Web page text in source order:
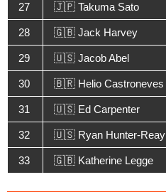
27 🇯🇵 Takuma Sato
28 🇬🇧 Jack Harvey
29 🇺🇸 Jacob Abel
30 🇧🇷 Helio Castroneves
31 🇺🇸 Ed Carpenter
32 🇺🇸 Ryan Hunter-Reay
33 🇬🇧 Katherine Legge